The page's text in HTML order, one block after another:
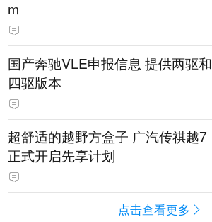
m
国产奔驰VLE申报信息 提供两驱和
四驱版本
超舒适的越野方盒子 广汽传祺越7
正式开启先享计划
点击查看更多